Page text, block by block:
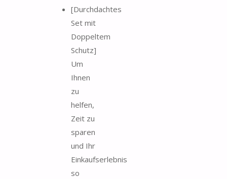
[Durchdachtes
Set mit
Doppeltem
Schutz]
Um
Ihnen
zu
helfen,
Zeit zu
sparen
und Ihr
Einkaufserlebnis
so